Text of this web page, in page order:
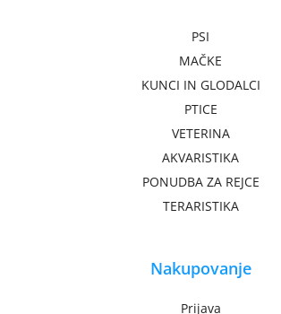
PSI
MAČKE
KUNCI IN GLODALCI
PTICE
VETERINA
AKVARISTIKA
PONUDBA ZA REJCE
TERARISTIKA
Nakupovanje
Prijava